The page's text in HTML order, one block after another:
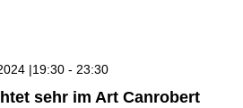
sehr im Art Canrobert
|19:30 - 23:30